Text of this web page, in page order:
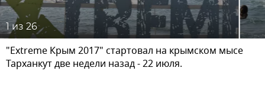
1из 26
"Extreme Крым 2017" стартовал на крымском мысе
Тарханкут две недели назад - 22 июля.